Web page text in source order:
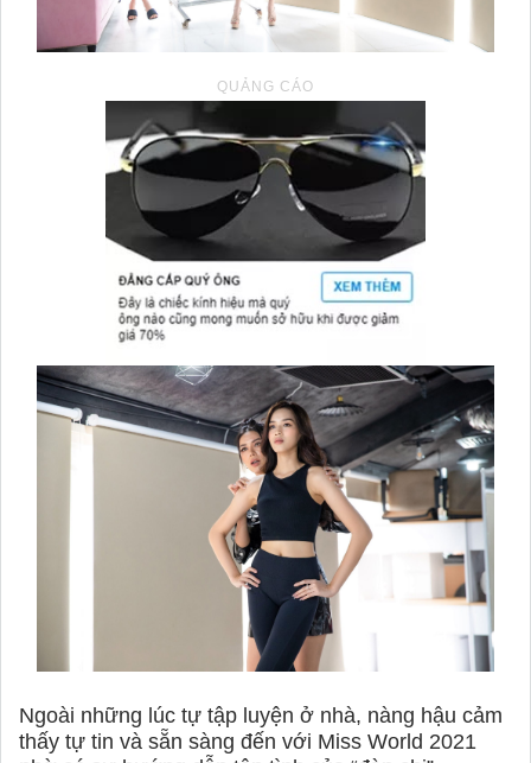
Ngoài những lúc tự tập luyện ở nhà, nàng hậu cảm
thấy tự tin và sẵn sàng đến với Miss World 2021